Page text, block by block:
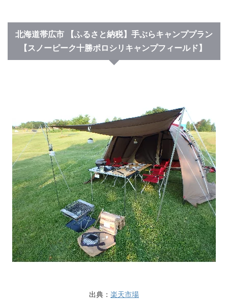
北海道帯広市
【ふるさと納税】手ぶらキャンププラン
【スノーピーク十勝ポロシリキャンプフィールド】
出典： 楽天市場